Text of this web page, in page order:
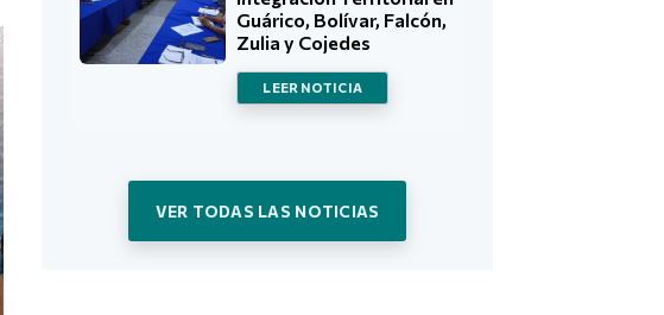
Guárico, Bolívar, Falcón,
Zulia y Cojedes
LEER NOTICIA
VER TODAS LAS NOTICIAS